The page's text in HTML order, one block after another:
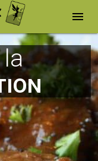
menu